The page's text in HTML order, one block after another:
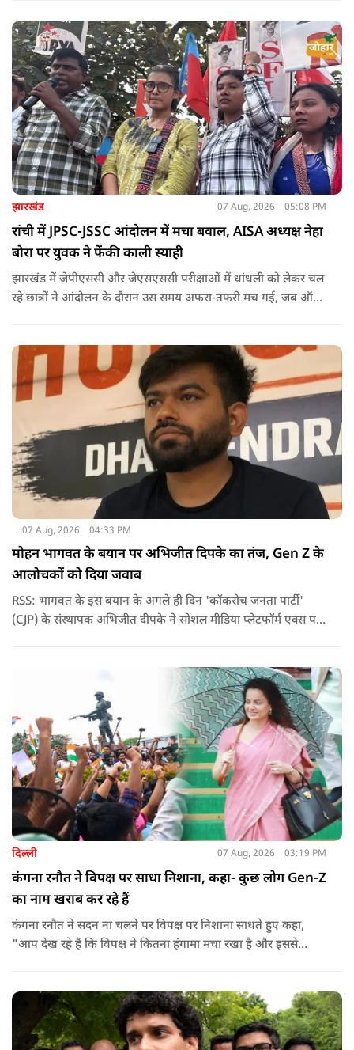
झारखंड 07 Aug, 2026 05:08 PM
रांची में JPSC-JSSC आंदोलन में मचा बवाल, AISA अध्यक्ष नेहा
बोरा पर युवक ने फेंकी काली स्याही
झारखंड में जेपीएससी और जेएसएससी परीक्षाओं में धांधली को लेकर चल
रहे छात्रों ने आंदोलन के दौरान उस समय अफरा-तफरी मच गई, जब ऑल
07 Aug, 2026 04:33 PM
मोहन भागवत के बयान पर अभिजीत दिपके का तंज, Gen Z के
आलोचकों को दिया जवाब
RSS: भागवत के इस बयान के अगले ही दिन 'कॉकरोच जनता पार्टी'
(CJP) के संस्थापक अभिजीत दीपके ने सोशल मीडिया प्लेटफॉर्म एक्स पर
दिल्ली 07 Aug, 2026 03:19 PM
कंगना रनौत ने विपक्ष पर साधा निशाना, कहा- कुछ लोग Gen-Z
का नाम खराब कर रहे हैं
कंगना रनौत ने सदन ना चलने पर विपक्ष पर निशाना साधते हुए कहा,
"आप देख रहे हैं कि विपक्ष ने कितना हंगामा मचा रखा है और इससे
देश के सामने साफ हो रही है. और जब हारते हैं, तो रोना रोते हैं."